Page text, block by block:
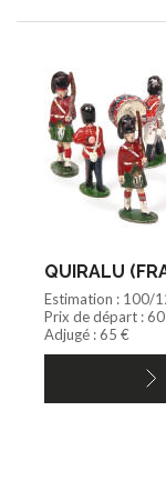
QUIRALU
Estimation : 100/
Prix de départ :
Adjugé : 65 €